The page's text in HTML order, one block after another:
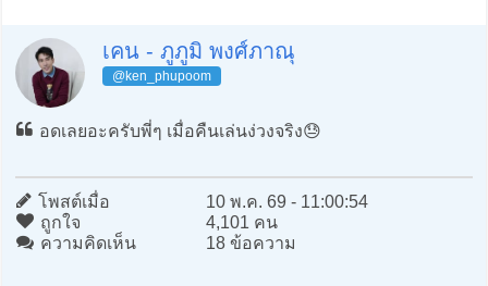
เคน - ภูภูมิ พงศ์ภาณุ
@ken_phupoom
อดเลยอะครับพี่ๆ เมื่อคืนเล่นง่วงจริง😓
โพสต์เมื่อ
10 พ.ค. 69 - 11:00:54
ถูกใจ
4,101 คน
ความคิดเห็น
18 ข้อความ